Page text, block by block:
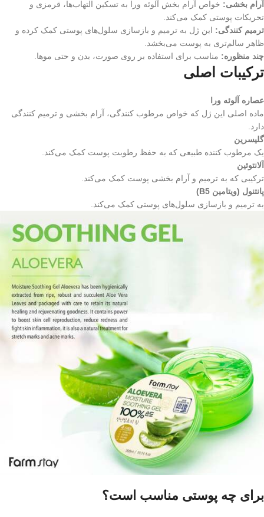
آرام بخشی: خواص آرام بخش آلوئه ورا به تسکین التهاب‌ها، قرمزی و
تحریکات پوستی کمک می‌کند.
ترمیم کنندگی: این ژل به ترمیم و بازسازی سلول‌های پوستی کمک کرده و
ظاهر سالم‌تری به پوست می‌بخشد.
چند منظوره: مناسب برای استفاده بر روی صورت، بدن و حتی موها.
ترکیبات اصلی
عصاره آلوئه ورا
ماده اصلی این ژل که خواص مرطوب کنندگی، آرام بخشی و ترمیم کنندگی
دارد.
گلیسرین
یک مرطوب کننده طبیعی که به حفظ رطوبت پوست کمک می‌کند.
آلانتوئین
ترکیبی که به ترمیم و آرام بخشی پوست کمک می‌کند.
پانتنول (ویتامین B5)
به ترمیم و بازسازی سلول‌های پوستی کمک می‌کند.
برای چه پوستی مناسب است؟